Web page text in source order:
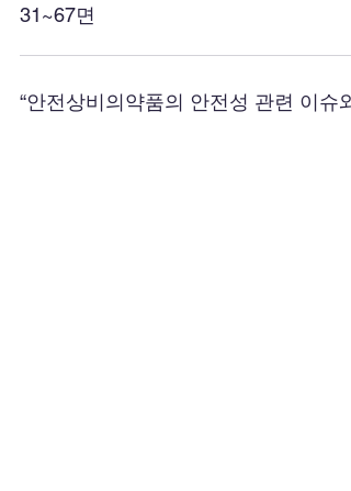
31~67면
“안전상비의약품의 안전성 관련 이슈와